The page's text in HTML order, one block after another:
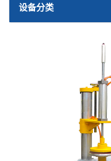
设备分类